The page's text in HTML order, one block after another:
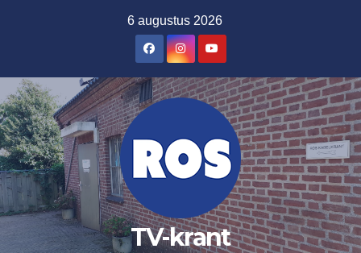
inhoud
6 augustus 2026
TV-krant